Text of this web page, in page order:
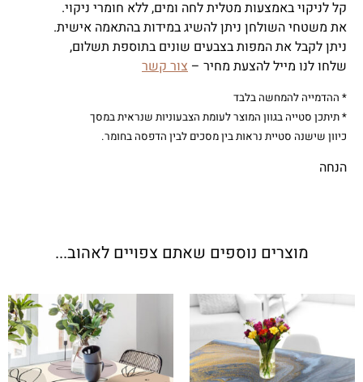
קל לניקוי באמצעות מטלית לחה ומים, ללא חומרי ניקוי.
את משטחי השולחן ניתן להשיג במידות בהתאמה אישית.
ניתן לקבל את המפות בצבעים שונים בתוספת תשלום,
שלחו לנו מייל להצעת מחיר – צור קשר
* ההדמייה להמחשה בלבד
* תיתכן סטייה בגוון המוצר לעומת הצבעוניות שנראית במסך
כיוון שישנה סטיית נראות בין מסכים לבין הדפסה בחומר.
הנחה
מוצרים נוספים שאתם צפויים לאהוב...